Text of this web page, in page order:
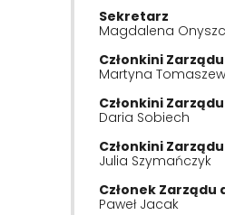
Sekretarz
Magdalena
Członkini Zarządu
Martyna
Członkini Zarządu
Daria Sobiech
Członkini
Julia Szymańczyk
Członek Zarządu
Paweł Jacak